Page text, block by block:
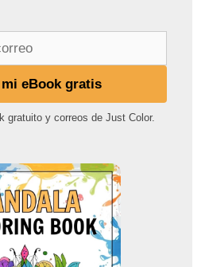
eBook gratis
gratuito y correos de Just Color.